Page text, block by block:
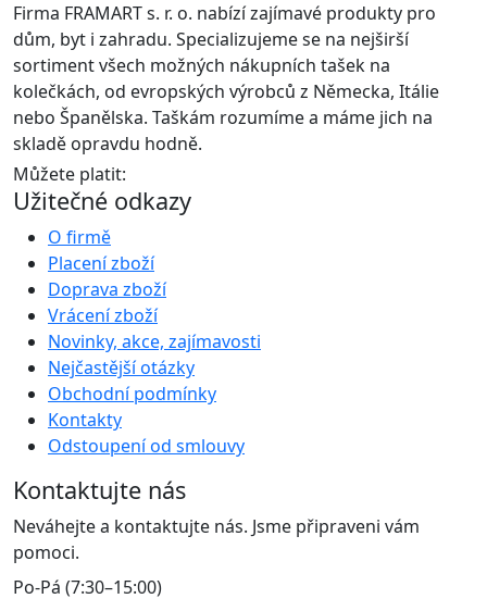
Firma FRAMART s. r. o. nabízí zajímavé produkty pro
dům, byt i zahradu. Specializujeme se na nejširší
sortiment všech možných nákupních tašek na
kolečkách, od evropských výrobců z Německa, Itálie
nebo Španělska. Taškám rozumíme a máme jich na
skladě opravdu hodně.
Můžete platit:
Užitečné odkazy
O firmě
Placení zboží
Doprava zboží
Vrácení zboží
Novinky, akce, zajímavosti
Nejčastější otázky
Obchodní podmínky
Kontakty
Odstoupení od smlouvy
Kontaktujte nás
Neváhejte a kontaktujte nás. Jsme připraveni vám
pomoci.
Po-Pá (7:30–15:00)